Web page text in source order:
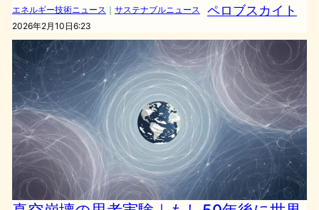
エネルギー技術ニュース ｜ サステナブルニュース ペロブスカイト
2026年2月10日6:23